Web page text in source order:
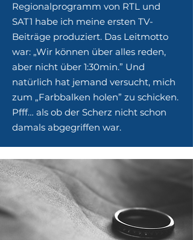
Regionalprogramm von RTL und
SAT1 habe ich meine ersten TV-
Beiträge produziert. Das Leitmotto
war: „Wir können über alles reden,
aber nicht über 1:30min.” Und
natürlich hat jemand versucht, mich
zum „Farbbalken holen” zu schicken.
Pfff… als ob der Scherz nicht schon
damals abgegriffen war.